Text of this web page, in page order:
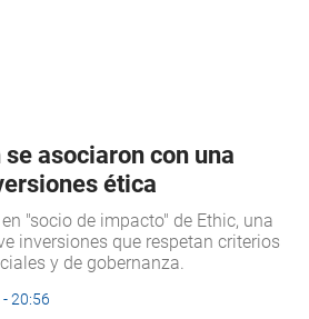
asociaron con una
ética
"socio de impacto" de Ethic, una
inversiones que respetan criterios
y de gobernanza.
- 20:56